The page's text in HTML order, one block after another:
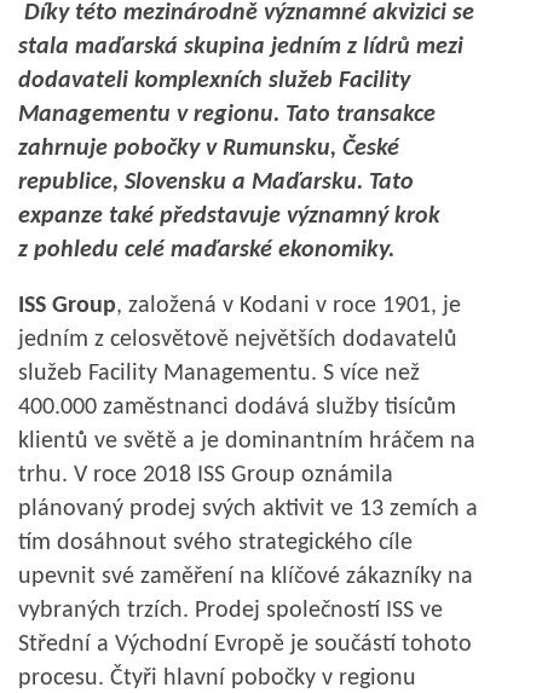
Díky této mezinárodně významné akvizici se
stala maďarská skupina jedním z lídrů mezi
dodavateli komplexních služeb Facility
Managementu v regionu. Tato transakce
zahrnuje pobočky v Rumunsku, České
republice, Slovensku a Maďarsku. Tato
expanze také představuje významný krok
z pohledu celé maďarské ekonomiky.
ISS Group, založená v Kodani v roce 1901, je
jedním z celosvětově největších dodavatelů
služeb Facility Managementu. S více než
400.000 zaměstnanci dodává služby tisícům
klientů ve světě a je dominantním hráčem na
trhu. V roce 2018 ISS Group oznámila
plánovaný prodej svých aktivit ve 13 zemích a
tím dosáhnout svého strategického cíle
upevnit své zaměření na klíčové zákazníky na
vybraných trzích. Prodej společností ISS ve
Střední a Východní Evropě je součástí tohoto
procesu. Čtyři hlavní pobočky v regionu